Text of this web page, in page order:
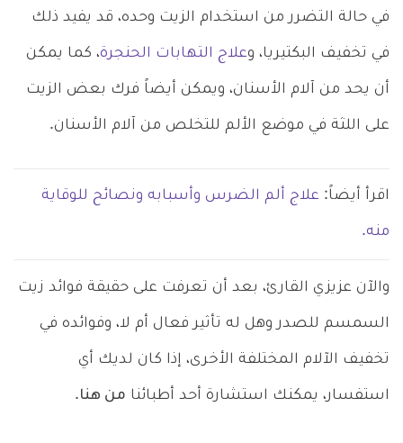
في حالة التضرر من استخدام الزيت وحده، قد يفيد ذلك
في تخفيف البكتيريا، وعلاج التهابات الحنجرة، كما يمكن
أن يحد من آلام الأسنان، ويمكن أيضاً فرك بعض الزيت
على اللثة في موضع الألم للتخلص من آلام الأسنان.
اقرأ أيضاً: علاج ألم الضرس وأسبابه ونصائح للوقاية
منه.
والآن عزيزي القارئ، بعد أن تعرفت على حقيقة فوائد زيت
السمسم للصدر وهل له تأثير فعال أم لا، وفوائده في
تخفيف الآلام المختلفة الأخرى، إذا كان لديك أي
استفسار، يمكنك استشارة أحد أطبائنا من هنا.